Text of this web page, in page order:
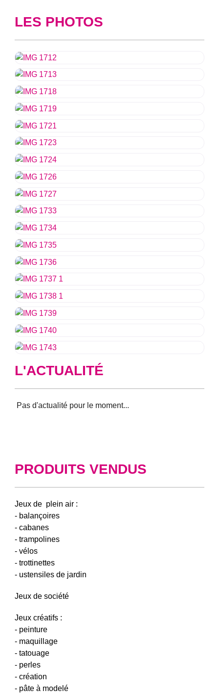
LES PHOTOS
L'ACTUALITÉ
PRODUITS VENDUS
Jeux de plein air :
- balançoires
- cabanes
- trampolines
- vélos
- trottinettes
- ustensiles de jardin
Jeux de société
Jeux créatifs :
- peinture
- maquillage
- tatouage
- perles
- création
- pâte à modelé